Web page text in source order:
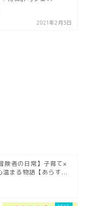
2021年2月3日
険者の日常】子育て×
温まる物語【あらす...